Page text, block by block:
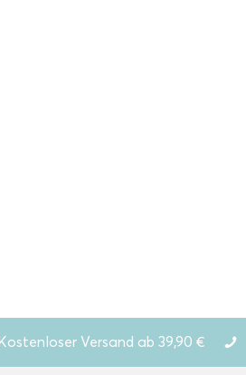
Versand ab 39,90 €